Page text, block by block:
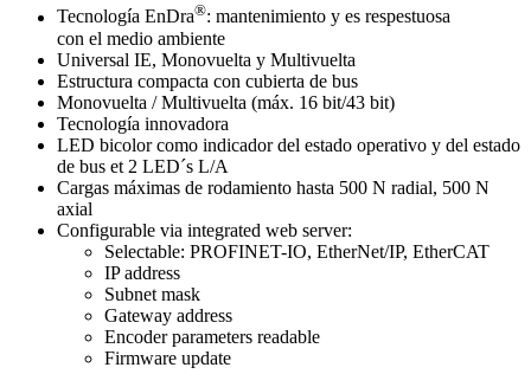
Tecnología EnDra®: mantenimiento y es respestuosa
con el medio ambiente
Universal IE, Monovuelta y Multivuelta
Estructura compacta con cubierta de bus
Monovuelta / Multivuelta (máx. 16 bit/43 bit)
Tecnología innovadora
LED bicolor como indicador del estado operativo y del estado
de bus et 2 LED´s L/A
Cargas máximas de rodamiento hasta 500 N radial, 500 N
axial
Configurable via integrated web server:
Selectable: PROFINET-IO, EtherNet/IP, EtherCAT
IP address
Subnet mask
Gateway address
Encoder parameters readable
Firmware update